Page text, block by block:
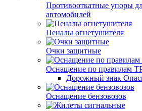
Противооткатные упоры
автомобилей
Пеналы огнетушителя
Очки защитные
Оснащение по правилам
Дорожный знак
Оснащение бензовозов